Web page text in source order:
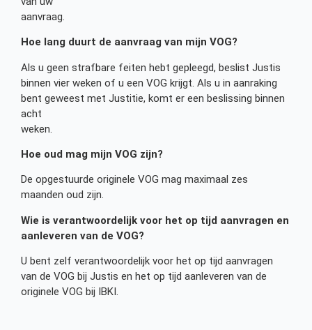
aanvraag.
Hoe lang duurt de aanvraag van mijn VOG?
Als u geen strafbare feiten hebt gepleegd, beslist Justis
binnen vier weken of u een VOG krijgt. Als u in aanraking
bent geweest met Justitie, komt er een beslissing binnen
acht
weken.
Hoe oud mag mijn VOG zijn?
De opgestuurde originele VOG mag maximaal zes
maanden oud zijn.
Wie is verantwoordelijk voor het op tijd aanvragen en
aanleveren van de VOG?
U bent zelf verantwoordelijk voor het op tijd aanvragen
van de VOG bij Justis en het op tijd aanleveren van de
originele VOG bij IBKI.